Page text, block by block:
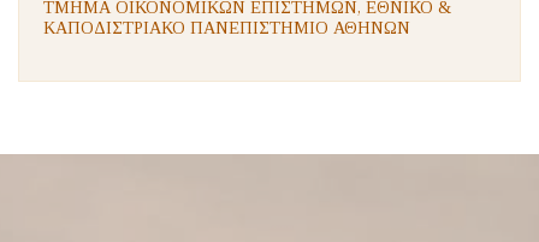
ΤΜΗΜΑ ΟΙΚΟΝΟΜΙΚΩΝ ΕΠΙΣΤΗΜΩΝ, ΕΘΝΙΚΟ &
ΚΑΠΟΔΙΣΤΡΙΑΚΟ ΠΑΝΕΠΙΣΤΗΜΙΟ ΑΘΗΝΩΝ